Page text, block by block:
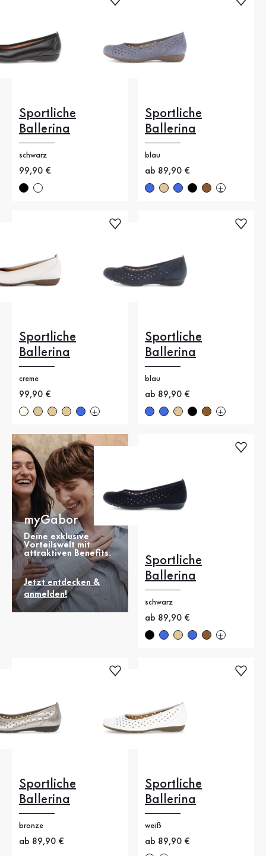
Sportliche
Ballerina
schwarz
Neuer Preis
99,90 €
Sportliche
Ballerina
blau
Neuer Preis
ab 89,90 €
Sportliche
Ballerina
creme
Neuer Preis
99,90 €
Sportliche
Ballerina
blau
Neuer Preis
ab 89,90 €
myGabor
Deine exklusive
Vorteilswelt mit
attraktiven Benefits.
Jetzt entdecken &
anmelden!
Sportliche
Ballerina
schwarz
Neuer Preis
ab 89,90 €
Sportliche
Ballerina
bronze
Neuer Preis
ab 89,90 €
Sportliche
Ballerina
weiß
Neuer Preis
ab 89,90 €